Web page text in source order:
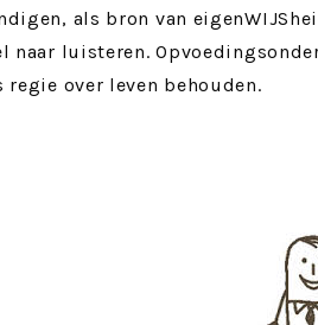
als bron van
naar luisteren.
regie over leven behouden.